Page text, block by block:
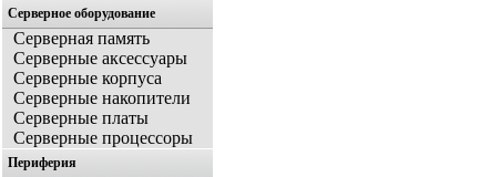
Серверное оборудование
Серверная память
Серверные аксессуары
Серверные корпуса
Серверные накопители
Серверные платы
Серверные процессоры
Периферия